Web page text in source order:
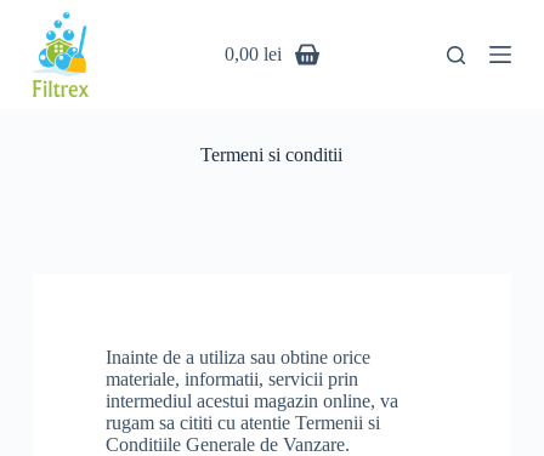
0,00 lei
Termeni si conditii
Inainte de a utiliza sau obtine orice
materiale, informatii, servicii prin
intermediul acestui magazin online, va
rugam sa cititi cu atentie Termenii si
Conditiile Generale de Vanzare.